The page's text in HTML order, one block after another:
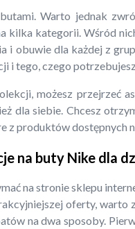
Warto jednak
kilka kategorii. Wśród
i obuwie dla każdej z
i tego, czego
możesz
dla siebie. Chcesz
z produktów dostępnych
na buty Nike dla
na stronie sklepu
oferty,
na dwa sposoby.